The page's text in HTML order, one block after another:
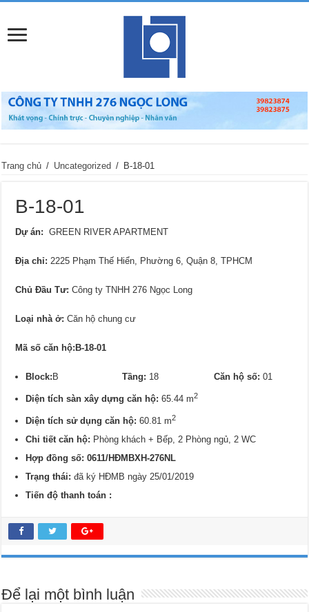
Trang chủ / Uncategorized / B-18-01
B-18-01
Dự án: GREEN RIVER APARTMENT
Địa chỉ: 2225 Phạm Thế Hiển, Phường 6, Quận 8, TPHCM
Chủ Đầu Tư: Công ty TNHH 276 Ngọc Long
Loại nhà ở: Căn hộ chung cư
Mã số căn hộ:B-18-01
Block:BTầng: 18Căn hộ số: 01
Diện tích sàn xây dựng căn hộ:65.44 m2
Diện tích sử dụng căn hộ: 60.81 m2
Chi tiết căn hộ: Phòng khách + Bếp, 2 Phòng ngủ, 2 WC
Hợp đồng số: 0611/HĐMBXH-276NL
Trạng thái:đã ký HĐMB ngày 25/01/2019
Tiến độ thanh toán :
Để lại một bình luận